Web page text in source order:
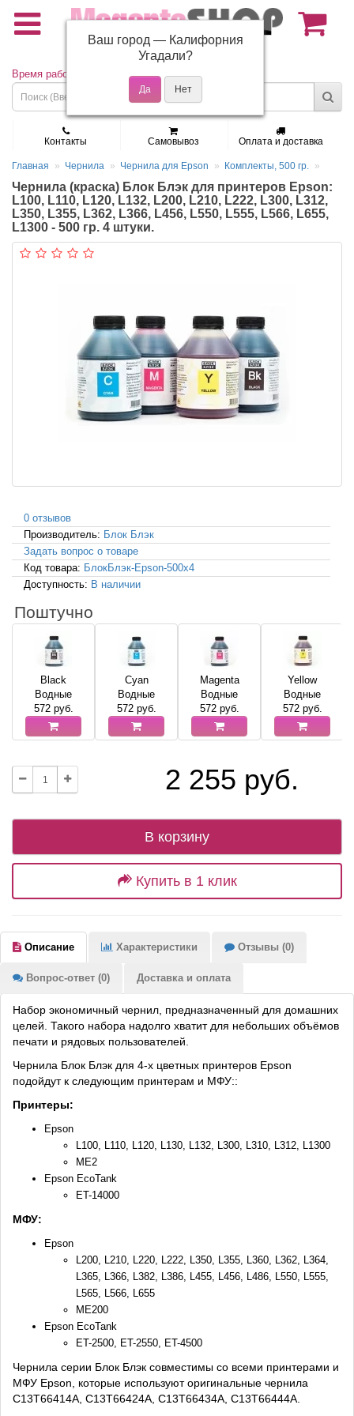
(495) 150-01-37
Время работы: Пн - Пт 9:30 - 19:00
Контакты Самовывоз Оплата и доставка
Главная Чернила Чернила для Epson Комплекты, 500 гр.
Чернила (краска) Блок Блэк для принтеров Epson:
L100, L110, L120, L132, L200, L210, L222, L300, L312,
L350, L355, L362, L366, L456, L550, L555, L566, L655,
L1300 - 500 гр. 4 штуки.
0 отзывов
Производитель: Блок Блэк
Задать вопрос о товаре
Код товара: БлокБлэк-Epson-500x4
Доступность: В наличии
Поштучно
Black
Водные
572руб.
Cyan
Водные
572руб.
Magenta
Водные
572руб.
Yellow
Водные
572руб.
2 255 руб.
В корзину
Купить в 1 клик
Описание Характеристики Отзывы (0)
Вопрос-ответ (0) Доставка и оплата
Набор экономичный чернил, предназначенный для домашних
целей. Такого набора надолго хватит для небольших объёмов
печати и рядовых пользователей.
Чернила Блок Блэк для 4-х цветных принтеров Epson
подойдут к следующим принтерам и МФУ::
Принтеры:
Epson
L100, L110, L120, L130, L132, L300, L310, L312, L1300
ME2
Epson EcoTank
ET-14000
МФУ:
Epson
L200, L210, L220, L222, L350, L355, L360, L362, L364,
L365, L366, L382, L386, L455, L456, L486, L550, L555,
L565, L566, L655
ME200
Epson EcoTank
ET-2500, ET-2550, ET-4500
Чернила серии Блок Блэк совместимы со всеми принтерами и
МФУ Epson, которые используют оригинальные чернила
C13T66414A, C13T66424A, C13T66434A, C13T66444A.
Ваш город — Калифорния
Угадали?